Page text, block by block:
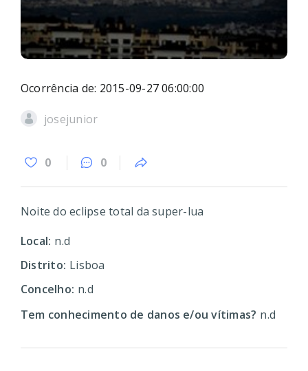
Ocorrência de: 2015-09-27 06:00:00
josejunior
0 0
Noite do eclipse total da super-lua
Local: n.d
Distrito: Lisboa
Concelho: n.d
Tem conhecimento de danos e/ou vítimas? n.d